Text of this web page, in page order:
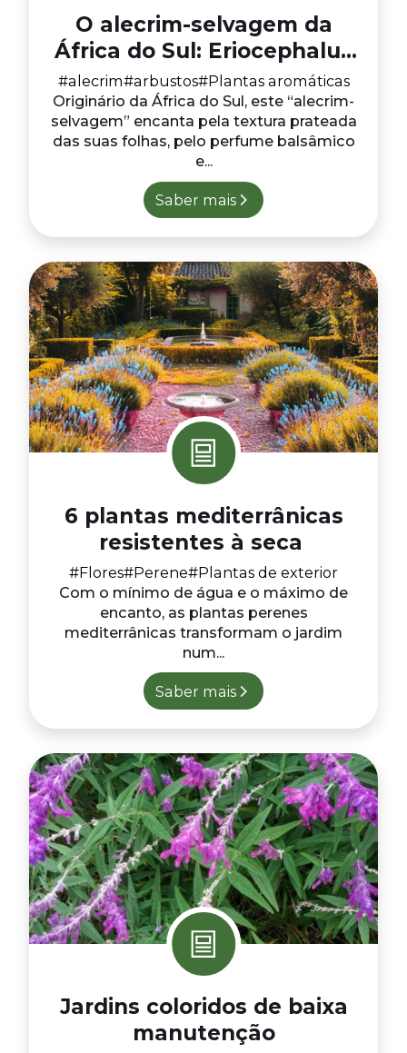
O alecrim-selvagem da
África do Sul: Eriocephalus
africanus
#alecrim#arbustos#Plantas aromáticas
Originário da África do Sul, este “alecrim-
selvagem” encanta pela textura prateada
das suas folhas, pelo perfume balsâmico
e...
Saber mais
6 plantas mediterrânicas
resistentes à seca
#Flores#Perene#Plantas de exterior
Com o mínimo de água e o máximo de
encanto, as plantas perenes
mediterrânicas transformam o jardim
num...
Saber mais
Jardins coloridos de baixa
manutenção